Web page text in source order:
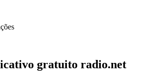
gratuito radio.net